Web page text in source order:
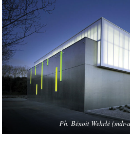
Ph. Bénoit Wehrlé (mdr-